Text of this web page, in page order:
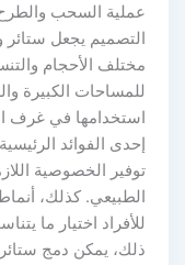
عملية السحب
التصميم يجعل ستائر
مختلف الأحجام
للمساحات الكبيرة
استخدامها في غرف
إحدى الفوائد
توفير الخصوصية
الطبيعي. كذلك،
للأفراد اختيار ما
ذلك، يمكن دمج